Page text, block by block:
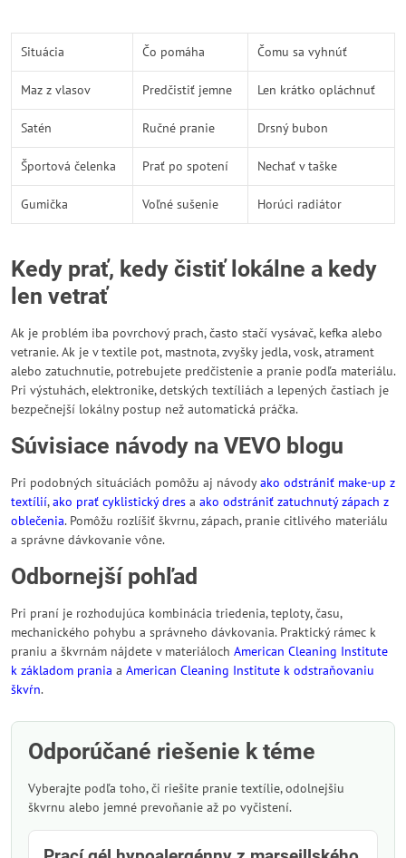
Situácia Čo pomáha Čomu sa vyhnúť
Maz z vlasov Predčistiť jemne Len krátko opláchnuť
Satén Ručné pranie Drsný bubon
Športová čelenka Prať po spotení Nechať v taške
Gumička Voľné sušenie Horúci radiátor
Kedy prať, kedy čistiť lokálne a kedy
len vetrať
Ak je problém iba povrchový prach, často stačí vysávač, kefka alebo
vetranie. Ak je v textile pot, mastnota, zvyšky jedla, vosk, atrament
alebo zatuchnutie, potrebujete predčistenie a pranie podľa materiálu.
Pri výstuhách, elektronike, detských textíliách a lepených častiach je
bezpečnejší lokálny postup než automatická práčka.
Súvisiace návody na VEVO blogu
Pri podobných situáciách pomôžu aj návodyako odstrániť make-up z
textílií,ako prať cyklistický dres a ako odstrániť zatuchnutý zápach z
oblečenia. Pomôžu rozlíšiť škvrnu, zápach, pranie citlivého materiálu
a správne dávkovanie vône.
Odbornejší pohľad
Pri praní je rozhodujúca kombinácia triedenia, teploty, času,
mechanického pohybu a správneho dávkovania. Praktický rámec k
praniu a škvrnám nájdete v materiáloch American Cleaning Institute
k základom prania a American Cleaning Institute k odstraňovaniu
škvŕn.
Odporúčané riešenie k téme
Vyberajte podľa toho, či riešite pranie textílie, odolnejšiu
škvrnu alebo jemné prevoňanie až po vyčistení.